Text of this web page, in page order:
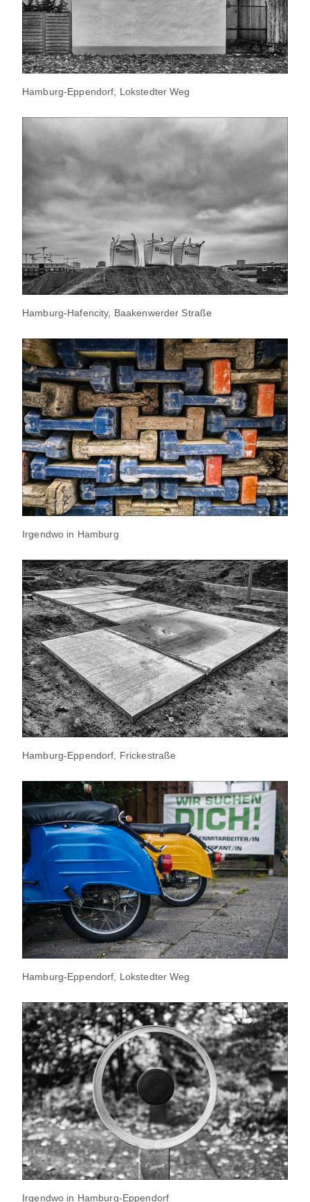
Hamburg-Eppendorf, Lokstedter Weg
Hamburg-Hafencity, Baakenwerder Straße
Irgendwo in Hamburg
Hamburg-Eppendorf, Frickestraße
Hamburg-Eppendorf, Lokstedter Weg
Irgendwo in Hamburg-Eppendorf